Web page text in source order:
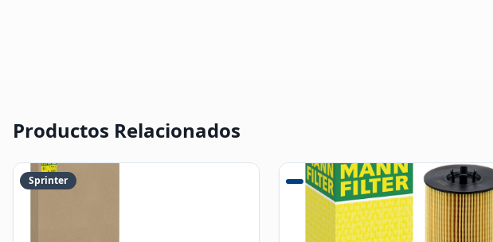
Productos Relacionados
Sprinter